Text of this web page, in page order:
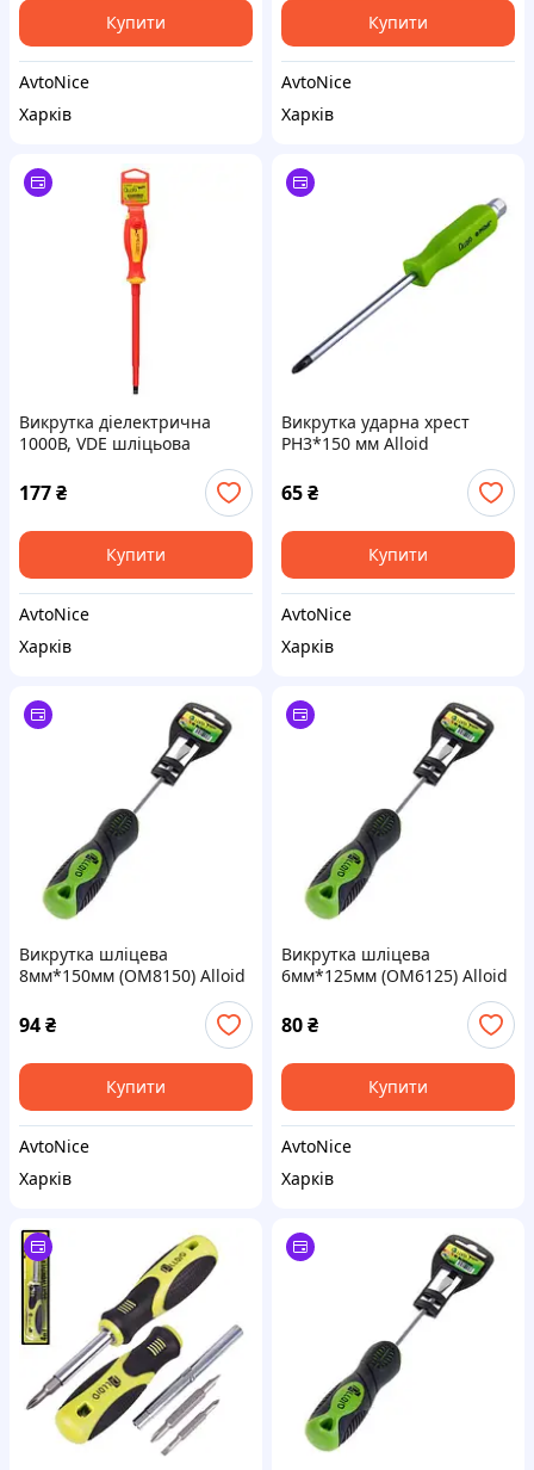
Купити
AvtoNice
Харків
Купити
AvtoNice
Харків
Викрутка діелектрична
1000В, VDE шліцьова
1,2х8,0х175мм (SD-1280175)
Alloid
177₴
Купити
AvtoNice
Харків
Викрутка ударна хрест
PH3*150 мм Alloid
65₴
Купити
AvtoNice
Харків
Викрутка шліцева
8мм*150мм (OM8150) Alloid
94₴
Купити
AvtoNice
Харків
Викрутка шліцева
6мм*125мм (OM6125) Alloid
80₴
Купити
AvtoNice
Харків